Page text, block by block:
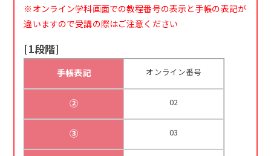
※オンライン学科画面での教程番号の表示と手帳の表記が
違いますので受講の際はご注意ください
[1段階]
手帳表記
②
③
オンライン番号
02
03